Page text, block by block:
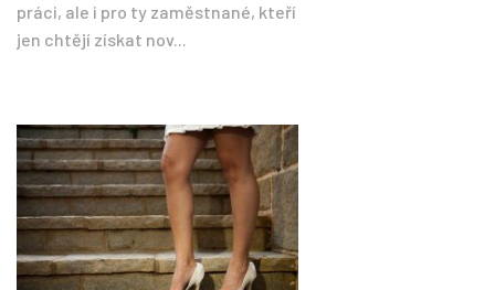
práci, ale i pro ty zaměstnané, kteří
jen chtějí získat nov...